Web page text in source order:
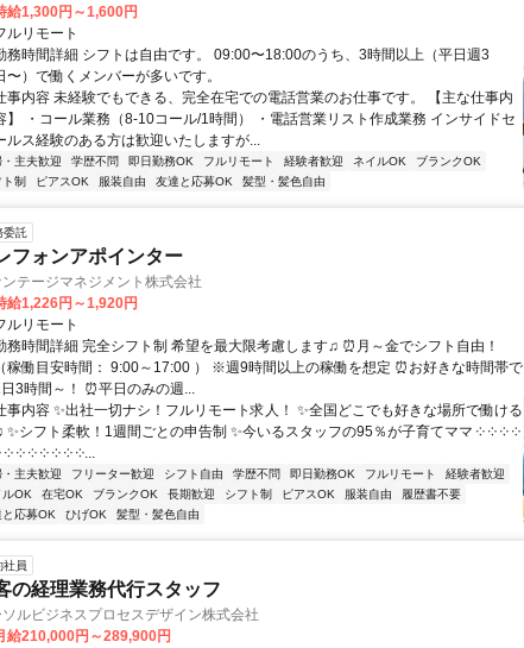
給1,300円～1,600円
ルリモート
務時間詳細 シフトは自由です。 09:00〜18:00のうち、3時間以上（平日週3
〜）で働くメンバーが多いです。
事内容 未経験でもできる、完全在宅での電話営業のお仕事です。 【主な仕事内
】 ・コール業務（8-10コール/1時間） ・電話営業リスト作成業務 インサイドセ
ルス経験のある方は歓迎いたしますが...
・主夫歓迎 学歴不問 即日勤務OK フルリモート 経験者歓迎 ネイルOK
ブランクOK
制
ピアスOK 服装自由 友達と応募OK 髪型・髪色自由
委託
フォンアポインター
ンテージマネジメント株式会社
給1,226円～1,920円
ルリモート
務時間詳細 完全シフト制 希望を最大限考慮します♫ ⏰月～金でシフト自由！
（稼働目安時間： 9:00～17:00 ） ※週9時間以上の稼働を想定 ⏰お好きな時間帯で
3時間～！ ⏰平日のみの週...
事内容 ✨出社一切ナシ！フルリモート求人！ ✨全国どこでも好きな場所で働ける
✨シフト柔軟！1週間ごとの申告制 ✨今いるスタッフの95％が子育てママ ༶ ༶ ༶ ༶
༶ ༶ ༶ ༶ ༶ ༶ ༶...
・主夫歓迎 フリーター歓迎 シフト自由 学歴不問 即日勤務OK フルリモート
経験者歓迎
ルOK
在宅OK ブランクOK 長期歓迎 シフト制 ピアスOK 服装自由
履歴書不要
と応募OK
ひげOK 髪型・髪色自由
社員
の経理業務代行スタッフ
ルビジネスプロセスデザイン株式会社
給210,000円～289,900円